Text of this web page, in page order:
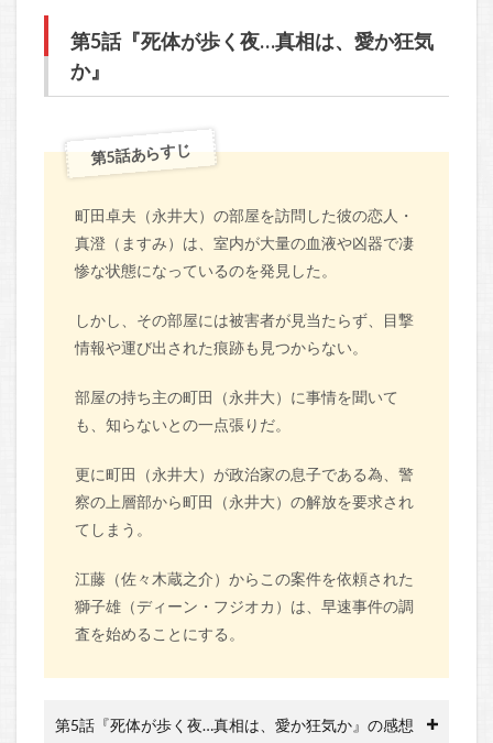
第5話『死体が歩く夜…真相は、愛か狂気
か』
第5話あらすじ
町田卓夫（永井大）の部屋を訪問した彼の恋人・
真澄（ますみ）は、室内が大量の血液や凶器で凄
惨な状態になっているのを発見した。
しかし、その部屋には被害者が見当たらず、目撃
情報や運び出された痕跡も見つからない。
部屋の持ち主の町田（永井大）に事情を聞いて
も、知らないとの一点張りだ。
更に町田（永井大）が政治家の息子である為、警
察の上層部から町田（永井大）の解放を要求され
てしまう。
江藤（佐々木蔵之介）からこの案件を依頼された
獅子雄（ディーン・フジオカ）は、早速事件の調
査を始めることにする。
第5話『死体が歩く夜…真相は、愛か狂気か』の感想